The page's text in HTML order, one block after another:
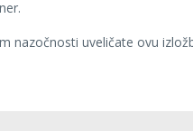
nazočnosti uveličate ovu